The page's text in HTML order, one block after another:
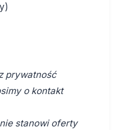
prywatność
o kontakt
stanowi oferty